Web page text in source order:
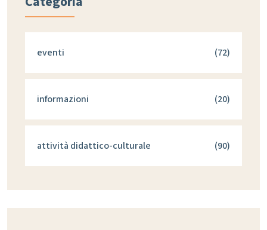
eventi (72)
informazioni (20)
attività didattico-culturale (90)